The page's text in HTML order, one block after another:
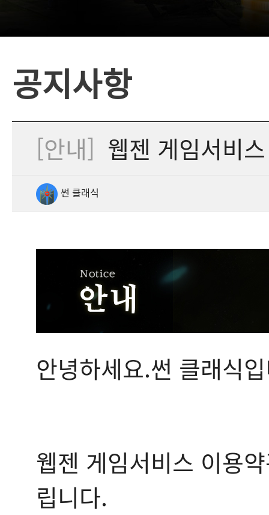
공지사항
[안내] 웹젠 게임서비
썬 클래식
안녕하세요.썬 클래식
웹젠 게임서비스 이용
립니다.